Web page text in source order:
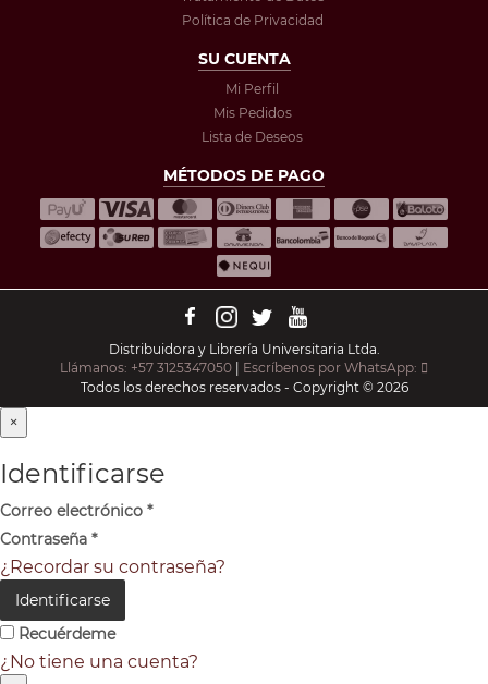
Política de Privacidad
SU CUENTA
Mi Perfil
Mis Pedidos
Lista de Deseos
MÉTODOS DE PAGO
Distribuidora y Librería Universitaria Ltda.
Llámanos: +57 3125347050 | Escríbenos por WhatsApp:
Todos los derechos reservados - Copyright © 2026
×
Identificarse
Correo electrónico *
Contraseña *
¿Recordar su contraseña?
Identificarse
Recuérdeme
¿No tiene una cuenta?